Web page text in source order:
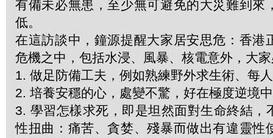
有備未必無患，至少無可避免的大災難到來
低。
在這訪談中，鐘源提醒大家居安思危：香港
危機之中，包括水浸、風暴、核電意外，大
1. 做足防備工夫，例如熟練野外求生術、每
2. 培養安穩的心，處變不驚，好在極度逆境
3. 學習怎樣求死，即是坦然面對生命終結，
性扭曲：痛苦、貪婪、殘暴而做出有違靈性